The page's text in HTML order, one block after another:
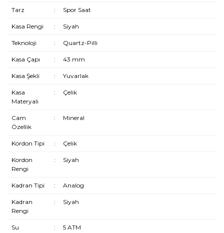
Tarz : Spor Saat
Kasa Rengi : Siyah
Teknoloji : Quartz-Pilli
Kasa Çapı : 43 mm
Kasa Şekli : Yuvarlak
Kasa
Materyali
: Çelik
Cam
Özellik
: Mineral
Kordon Tipi : Çelik
Kordon
Rengi
: Siyah
Kadran Tipi : Analog
Kadran
Rengi
: Siyah
Su
: 5 ATM